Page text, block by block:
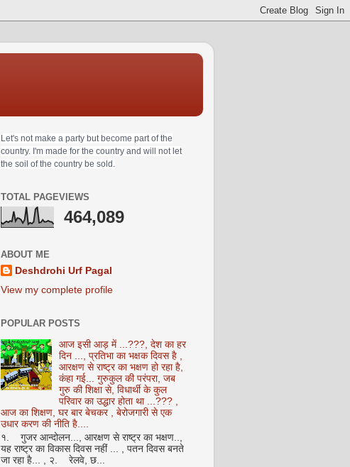
Let's not make a party but become part of the
country. I'm made for the country and will not let
the soil of the country be sold.
TOTAL PAGEVIEWS
464,089
ABOUT ME
Deshdrohi Urf Pagal
View my complete profile
POPULAR POSTS
आज इसी आड़ में ...???, देश का हर
दिन ..., प्रतिभा का भक्षक दिवस है ,
आरक्षण से राष्ट्र का भक्षण हो रहा है,
कंहा गई... गुरुकुल की परंपरा, जब
गुरु की शिक्षा से, विधार्थी के कुल
परिवार का उद्धार होता था ...??? ,
आज का शिक्षण, घर बार बेचकर , बेरोजगारी से एक
उधार करण की नीति है....
१. गुजर आन्दोलन..., आरक्षण से राष्ट्र का भक्षण..,
यह राष्ट्र का विकास दिवस नहीं ... , पतन दिवस बनते
जा रहा है... , २. रेलवे, छ...